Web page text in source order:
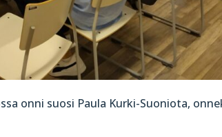
onni suosi Paula Kurki-Suoniota,